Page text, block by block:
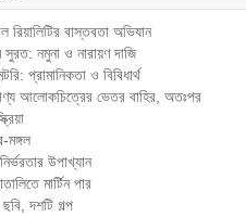
রিয়ালিটির বাস্তবতা অভিযান
নমুনা ও নারায়ণ দাজি
প্রামানিকতা ও বিবিধার্থ
আলোকচিত্রের ভেতর বাহির, অতঃপর
মঙ্গল
উপাখ্যান
মার্টিন পার
দশটি গল্প